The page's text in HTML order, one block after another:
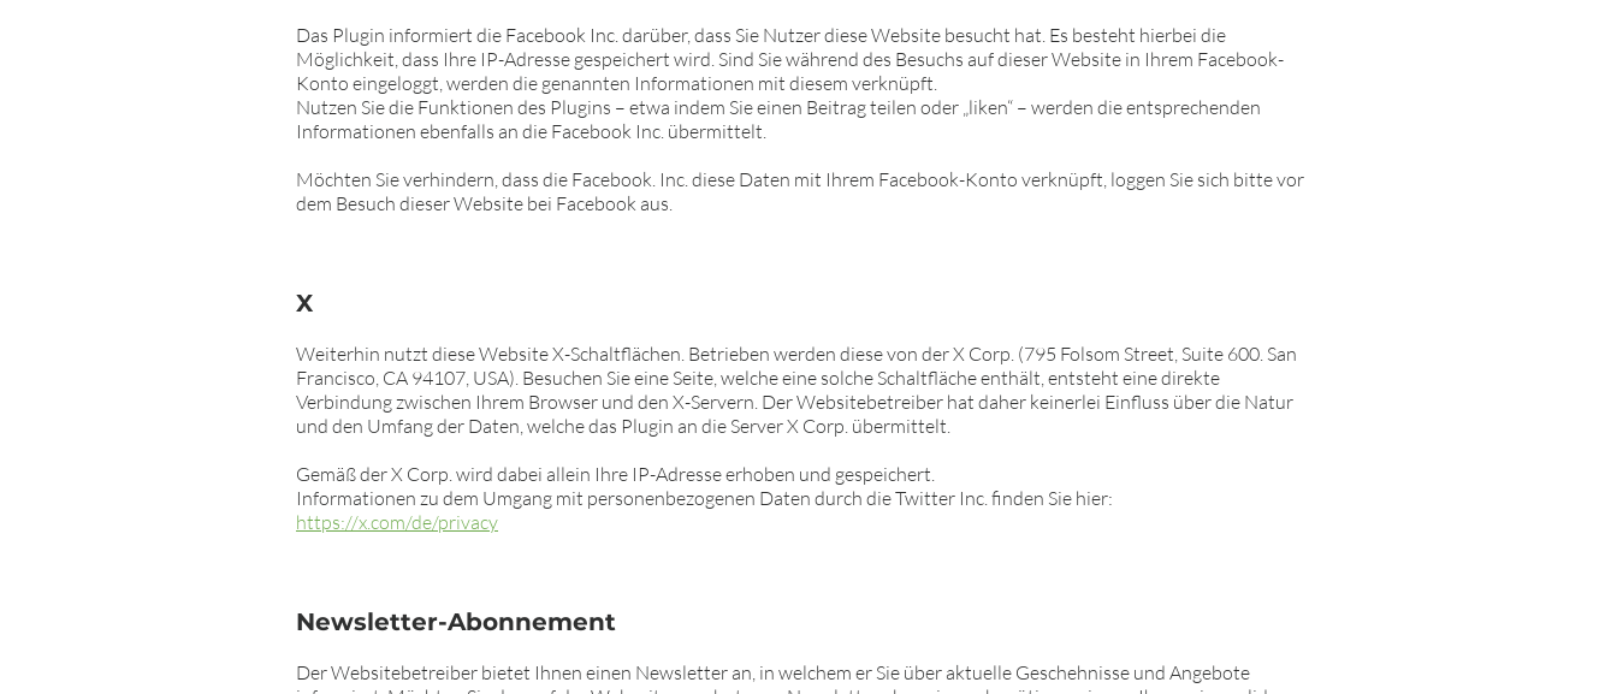
Das Plugin informiert die Facebook Inc. darüber, dass Sie Nutzer diese Website besucht hat. Es besteht hierbei die
Möglichkeit, dass Ihre IP-Adresse gespeichert wird. Sind Sie während des Besuchs auf dieser Website in Ihrem Facebook-
Konto eingeloggt, werden die genannten Informationen mit diesem verknüpft.
Nutzen Sie die Funktionen des Plugins – etwa indem Sie einen Beitrag teilen oder „liken“ – werden die entsprechenden
Informationen ebenfalls an die Facebook Inc. übermittelt.
Möchten Sie verhindern, dass die Facebook. Inc. diese Daten mit Ihrem Facebook-Konto verknüpft, loggen Sie sich bitte vor
dem Besuch dieser Website bei Facebook aus.
X
Weiterhin nutzt diese Website X-Schaltflächen. Betrieben werden diese von der X Corp. (795 Folsom Street, Suite 600. San
Francisco, CA 94107, USA). Besuchen Sie eine Seite, welche eine solche Schaltfläche enthält, entsteht eine direkte
Verbindung zwischen Ihrem Browser und den X-Servern. Der Websitebetreiber hat daher keinerlei Einfluss über die Natur
und den Umfang der Daten, welche das Plugin an die Server X Corp. übermittelt.
Gemäß der X Corp. wird dabei allein Ihre IP-Adresse erhoben und gespeichert.
Informationen zu dem Umgang mit personenbezogenen Daten durch die Twitter Inc. finden Sie hier:
https://x.com/de/privacy
Newsletter-Abonnement
Der Websitebetreiber bietet Ihnen einen Newsletter an, in welchem er Sie über aktuelle Geschehnisse und Angebote